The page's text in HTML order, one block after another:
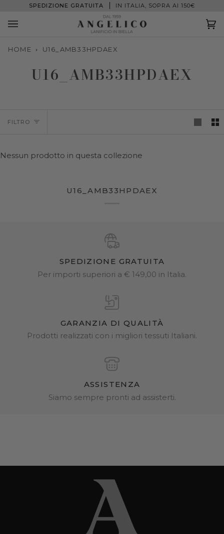
contenuto
SPEDIZIONE GRATUITA IN ITALIA, SOPRA AI 150€
HOME U16_AMB33HPDAEX
U16_AMB33HPDAEX
FILTRO
Nessun prodotto in questa collezione
U16_AMB33HPDAEX
SPEDIZIONE GRATUITA
Per importi superiori a € 149,00 in Italia.
GARANZIA DI QUALITÀ
Prodotti realizzati con i migliori tessuti Italiani.
ASSISTENZA
Siamo sempre pronti ad assisterti.